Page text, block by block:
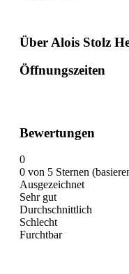
Über Alois Stolz
Öffnungszeiten
Bewertungen
0
0 von 5 Sternen
Ausgezeichnet
Sehr gut
Durchschnittlich
Schlecht
Furchtbar